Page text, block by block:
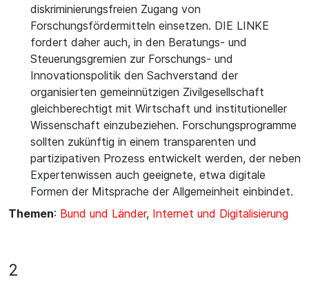
diskriminierungsfreien Zugang von
Forschungsfördermitteln einsetzen. DIE LINKE
fordert daher auch, in den Beratungs- und
Steuerungsgremien zur Forschungs- und
Innovationspolitik den Sachverstand der
organisierten gemeinnützigen Zivilgesellschaft
gleichberechtigt mit Wirtschaft und institutioneller
Wissenschaft einzubeziehen. Forschungsprogramme
sollten zukünftig in einem transparenten und
partizipativen Prozess entwickelt werden, der neben
Expertenwissen auch geeignete, etwa digitale
Formen der Mitsprache der Allgemeinheit einbindet.
Themen: Bund und Länder, Internet und Digitalisierung
2